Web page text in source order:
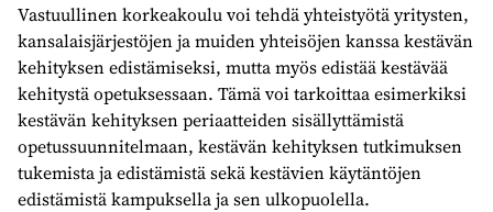
Vastuullinen korkeakoulu voi tehdä yhteistyötä yritysten,
kansalaisjärjestöjen ja muiden yhteisöjen kanssa kestävän
kehityksen edistämiseksi, mutta myös edistää kestävää
kehitystä opetuksessaan. Tämä voi tarkoittaa esimerkiksi
kestävän kehityksen periaatteiden sisällyttämistä
opetussuunnitelmaan, kestävän kehityksen tutkimuksen
tukemista ja edistämistä sekä kestävien käytäntöjen
edistämistä kampuksella ja sen ulkopuolella.